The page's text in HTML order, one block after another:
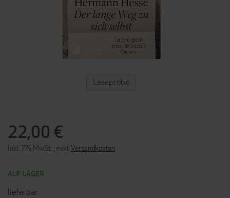
22,00 €
Inkl. 7% MwSt. exkl. Versandkosten
AUF LAGER
lieferbar
ZUM
ANFANG
Leseprobe